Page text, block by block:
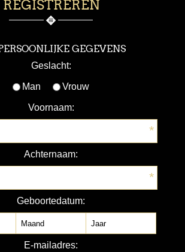
REGISTREREN
GEGEVENS
Geslacht:
Man Vrouw
Voornaam:
*
Achternaam:
*
Geboortedatum:
E-mailadres: